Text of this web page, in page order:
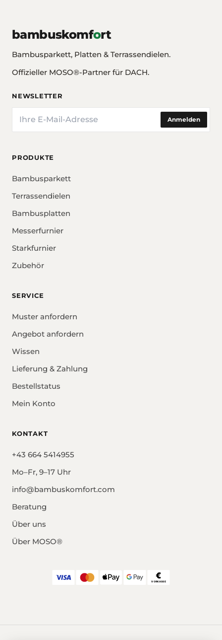
bambuskomfort
Bambusparkett, Platten & Terrassendielen.
Offizieller MOSO®-Partner für DACH.
NEWSLETTER
Anmelden
PRODUKTE
Bambusparkett
Terrassendielen
Bambusplatten
Messerfurnier
Starkfurnier
Zubehör
SERVICE
Muster anfordern
Angebot anfordern
Wissen
Lieferung & Zahlung
Bestellstatus
Mein Konto
KONTAKT
+43 664 5414955
Mo–Fr, 9–17 Uhr
info@bambuskomfort.com
Beratung
Über uns
Über MOSO®